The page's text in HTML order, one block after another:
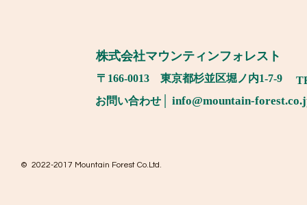
​株式会社マウンティンフォレスト
​〒166-0013 東京都杉並区堀ノ内1-7-9
お問い合わせ
info@mountain-f
© 2022-2017 Mountain Forest Co.Ltd.